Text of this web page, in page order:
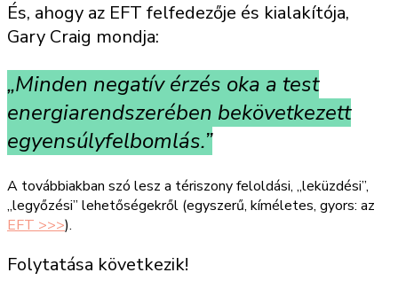
És, ahogy az EFT felfedezője és kialakítója,
Gary Craig mondja:
„Minden negatív érzés oka a test
energiarendszerében bekövetkezett
egyensúlyfelbomlás.”
A továbbiakban szó lesz a tériszony feloldási, „leküzdési”,
„legyőzési” lehetőségekről (egyszerű, kíméletes, gyors: az
EFT >>>).
Folytatása következik!